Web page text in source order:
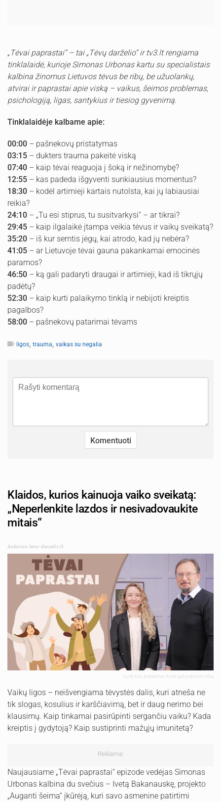
„Tėvai paprastai“ – tai „Tėvų darželio“ ir tv3.lt rengiama
tinklalaidė, kurioje Simonas Urbonas kartu su specialistais
kalbina žinomus Lietuvos tėvus be ribų, be užuolankų,
atvirai ir paprastai apie viską – vaikus, šeimos problemas,
psichologiją, ligas, santykius ir tiesiog gyvenimą.
Tinklalaidėje kalbame apie:
00:00 – pašnekovų pristatymas
03:15 – dukters trauma pakeitė viską
07:40 – kaip tėvai reaguoja į šoką ir nežinomybę?
12:55 – kas padeda išgyventi sunkiausius momentus?
18:30 – kodėl artimieji kartais nutolsta, kai jų labiausiai
reikia?
24:10 – „Tu esi stiprus, tu susitvarkysi“ – ar tikrai?
29:45 – kaip ilgalaikė įtampa veikia tėvus ir vaikų sveikatą?
35:20 – iš kur semtis jėgų, kai atrodo, kad jų nebėra?
41:05 – ar Lietuvoje tėvai gauna pakankamai emocinės
paramos?
46:50 – ką gali padaryti draugai ir artimieji, kad iš tikrųjų
padėtų?
52:30 – kaip kurti palaikymo tinklą ir nebijoti kreiptis
pagalbos?
58:00 – pašnekovų patarimai tėvams
ligos, trauma, vaikas su negalia
Klaidos, kurios kainuoja vaiko sveikatą:
„Neperlenkite lazdos ir nesivadovaukite
mitais“
Autorius: tevu-darzelis.lt
Gydytojo patarimai, kurie gali pakeisti viską
Vaikų ligos – neišvengiama tėvystės dalis, kuri atneša ne
tik slogas, kosulius ir karščiavimą, bet ir daug nerimo bei
klausimų. Kaip tinkamai pasirūpinti sergančiu vaiku? Kada
kreiptis į gydytoją? Kaip sustiprinti mažųjų imunitetą?
Reklama:
Naujausiame „Tėvai paprastai“ epizode vedėjas Simonas
Urbonas kalbina du svečius – Ivetą Bakanauskę, projekto
„Auganti šeima“ įkūrėją, kuri savo asmenine patirtimi